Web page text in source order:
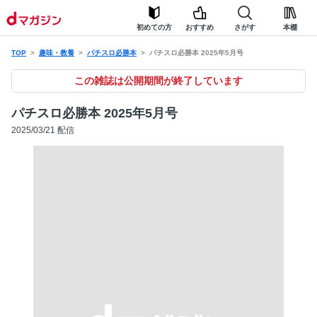
初めての方 おすすめ さがす 本棚
TOP 趣味・教養 パチスロ必勝本 パチスロ必勝本 2025年5月号
この雑誌は公開期間が終了しています
パチスロ必勝本 2025年5月号
2025/03/21 配信